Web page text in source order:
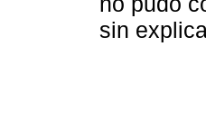
sin